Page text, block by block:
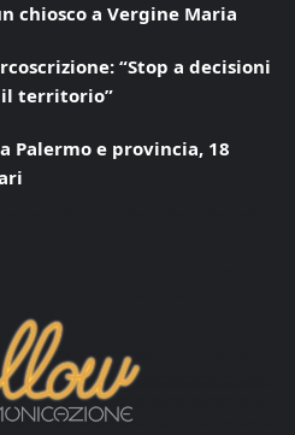
chiosco a Vergine Maria
“Stop a decisioni
territorio”
Palermo e provincia, 18